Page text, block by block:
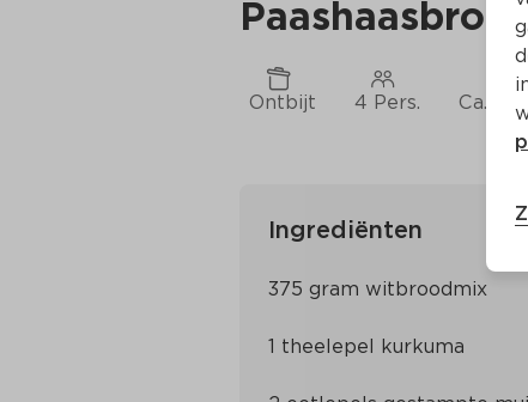
Ontbijt 4 Pers. Ca. 30
Ingrediënten